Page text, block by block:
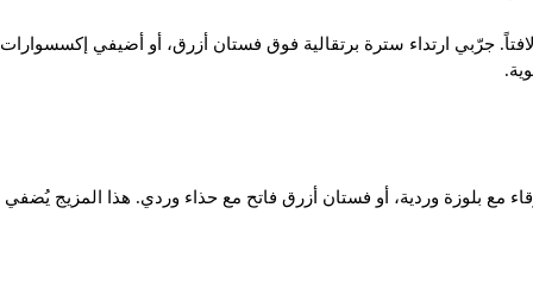
جرّبي ارتداء سترة برتقالية فوق فستان أزرق، أو أضيفي إكسسوارات
مع بلوزة وردية، أو فستان أزرق فاتح مع حذاء وردي. هذا المزيج يُضفي